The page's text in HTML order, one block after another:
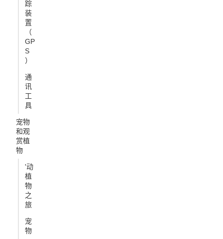
踪
装
置
（
GP
S
）
通
讯
工
具
宠物
和观
赏植
物
'动
植
物
之
旅
宠
物